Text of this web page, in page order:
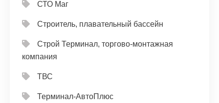
СТО Маг
Строитель, плавательный бассейн
Строй Терминал, торгово-монтажная
компания
ТВС
Терминал-АвтоПлюс